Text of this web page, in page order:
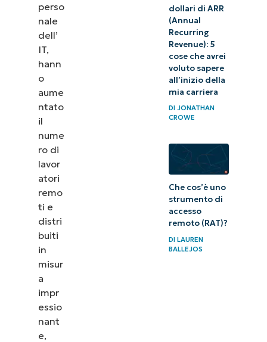
ambienti di
perso
nale
dell’
IT,
hann
o
aume
ntato
il
nume
ro di
lavor
atori
remo
ti e
distri
buiti
in
misur
a
impr
essio
nant
e,
dollari di ARR
(Annual
Recurring
Revenue): 5
cose che avrei
voluto sapere
all’inizio della
mia carriera
DI JONATHAN
CROWE
Che cos’è uno
strumento di
accesso
remoto (RAT)?
DI LAUREN
BALLEJOS